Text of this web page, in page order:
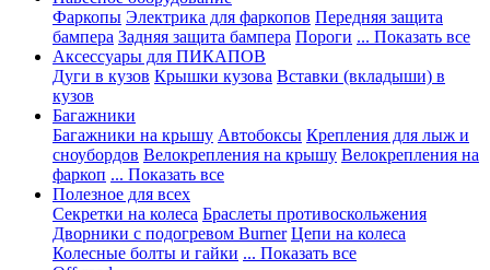
Фаркопы Электрика для фаркопов Передняя защита
бампера Задняя защита бампера Пороги ... Показать все
Аксессуары для ПИКАПОВ
Дуги в кузов Крышки кузова Вставки (вкладыши) в
кузов
Багажники
Багажники на крышу Автобоксы Крепления для лыж и
сноубордов Велокрепления на крышу Велокрепления на
фаркоп ... Показать все
Полезное для всех
Секретки на колеса Браслеты противоскольжения
Дворники с подогревом Burner Цепи на колеса
Колесные болты и гайки ... Показать все